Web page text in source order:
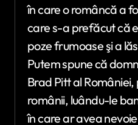
în care o româncă a
care s-a prefăcut că
poze frumoase şi a
Putem spune că
Brad Pitt al
românii, luându-le
în care ar avea